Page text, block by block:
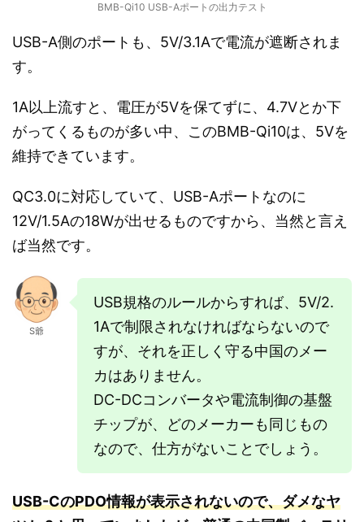
BMB-Qi10 USB-Aポートの出力テスト
USB-A側のポートも、5V/3.1Aで電流が遮断されま
す。
1A以上流すと、電圧が5Vを保てずに、4.7Vとか下
がってくるものが多い中、このBMB-Qi10は、5Vを
維持できています。
QC3.0に対応していて、USB-Aポートなのに
12V/1.5Aの18Wが出せるものですから、当然と言え
ば当然です。
S爺
USB規格のルールからすれば、5V/2.
1Aで制限されなければならないので
すが、それを正しく守る中国のメー
カはありません。
DC-DCコンバータや電流制御の基盤
チップが、どのメーカーも同じもの
なので、仕方がないことでしょう。
USB-CのPDO情報が表示されないので、ダメなヤ